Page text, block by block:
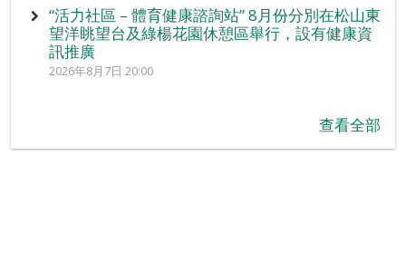
“活力社區 – 體育健康諮詢站” 8月份分別在松山東
望洋眺望台及綠楊花園休憩區舉行，設有健康資
訊推廣
2026年8月7日 20:00
查看全部